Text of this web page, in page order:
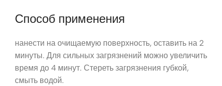
Способ применения
нанести на очищаемую поверхность, оставить на 2
минуты. Для сильных загрязнений можно увеличить
время до 4 минут. Стереть загрязнения губкой,
смыть водой.